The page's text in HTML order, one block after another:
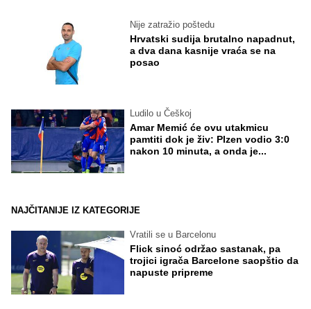
Nije zatražio poštedu
Hrvatski sudija brutalno napadnut,
a dva dana kasnije vraća se na
posao
Ludilo u Češkoj
Amar Memić će ovu utakmicu
pamtiti dok je živ: Plzen vodio 3:0
nakon 10 minuta, a onda je...
NAJČITANIJE IZ KATEGORIJE
Vratili se u Barcelonu
Flick sinoć održao sastanak, pa
trojici igrača Barcelone saopštio da
napuste pripreme